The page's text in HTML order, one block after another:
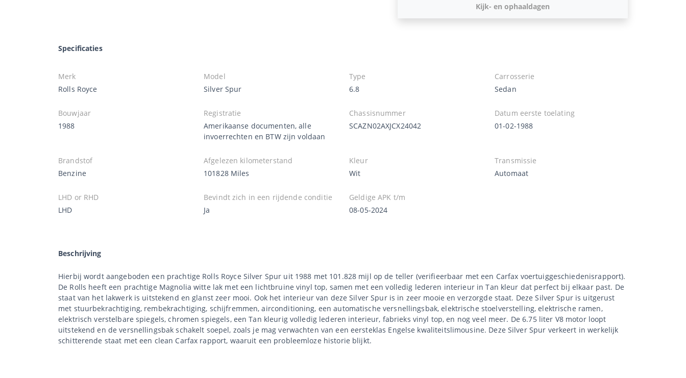
Kijk- en ophaaldagen
Specificaties
Merk
Rolls Royce
Model
Silver Spur
Type
6.8
Carrosserie
Sedan
Bouwjaar
1988
Registratie
Amerikaanse documenten, alle
invoerrechten en BTW zijn voldaan
Chassisnummer
SCAZN02AXJCX24042
Datum eerste toelating
01-02-1988
Brandstof
Benzine
Afgelezen kilometerstand
101828 Miles
Kleur
Wit
Transmissie
Automaat
LHD or RHD
LHD
Bevindt zich in een rijdende conditie
Ja
Geldige APK t/m
08-05-2024
Beschrijving
Hierbij wordt aangeboden een prachtige Rolls Royce Silver Spur uit 1988 met 101.828 mijl op de teller (verifieerbaar met een Carfax voertuiggeschiedenisrapport).
De Rolls heeft een prachtige Magnolia witte lak met een lichtbruine vinyl top, samen met een volledig lederen interieur in Tan kleur dat perfect bij elkaar past. De
staat van het lakwerk is uitstekend en glanst zeer mooi. Ook het interieur van deze Silver Spur is in zeer mooie en verzorgde staat. Deze Silver Spur is uitgerust
met stuurbekrachtiging, rembekrachtiging, schijfremmen, airconditioning, een automatische versnellingsbak, elektrische stoelverstelling, elektrische ramen,
elektrisch verstelbare spiegels, chromen spiegels, een Tan kleurig volledig lederen interieur, fabrieks vinyl top, en nog veel meer. De 6.75 liter V8 motor loopt
uitstekend en de versnellingsbak schakelt soepel, zoals je mag verwachten van een eersteklas Engelse kwaliteitslimousine. Deze Silver Spur verkeert in werkelijk
schitterende staat met een clean Carfax rapport, waaruit een probleemloze historie blijkt.